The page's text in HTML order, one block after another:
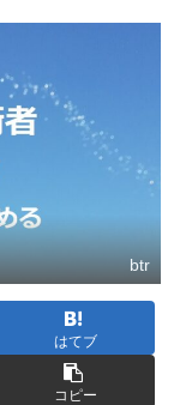
btr
はてブ
コピー